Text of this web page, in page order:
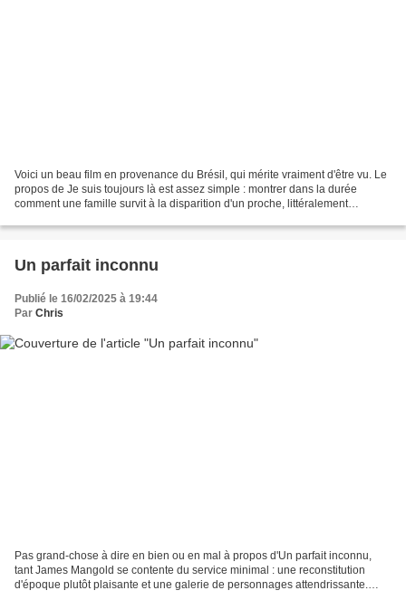
Voici un beau film en provenance du Brésil, qui mérite vraiment d'être vu. Le
propos de Je suis toujours là est assez simple : montrer dans la durée
comment une famille survit à la disparition d'un proche, littéralement
Un parfait inconnu
Publié le 16/02/2025 à 19:44
Par Chris
Pas grand-chose à dire en bien ou en mal à propos d'Un parfait inconnu,
tant James Mangold se contente du service minimal : une reconstitution
d'époque plutôt plaisante et une galerie de personnages attendrissante.